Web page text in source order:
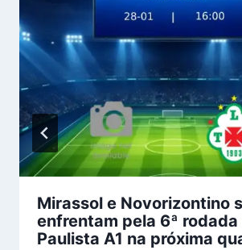
Mirassol e Novorizontino
enfrentam pela 6ª rodada
Paulista A1 na próxima